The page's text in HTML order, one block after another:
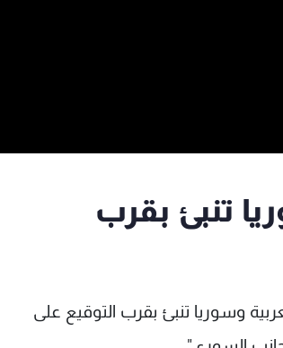
تنبئ بقرب
وسوريا تنبئ بقرب التوقيع على